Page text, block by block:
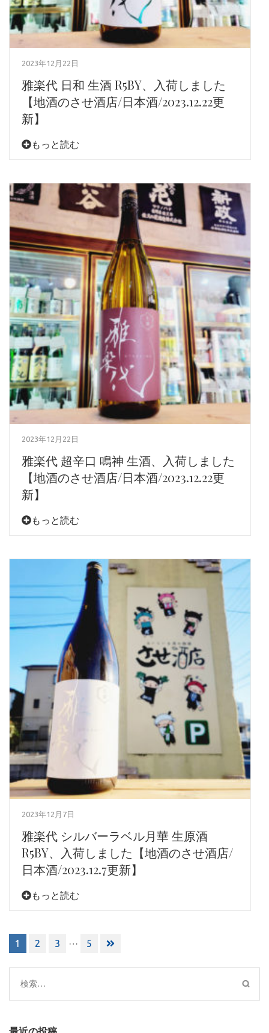
2023年12月22日
雅楽代 日和 生酒 R5BY、入荷しました
【地酒のさせ酒店/日本酒/2023.12.22更
新】
もっと読む
2023年12月22日
雅楽代 超辛口 鳴神 生酒、入荷しました
【地酒のさせ酒店/日本酒/2023.12.22更
新】
もっと読む
2023年12月7日
雅楽代 シルバーラベル月華 生原酒
R5BY、入荷しました【地酒のさせ酒店/
日本酒/2023.12.7更新】
もっと読む
投
稿
ナ
ビ
ゲ
シ
1 2 3 … 5
検
索: